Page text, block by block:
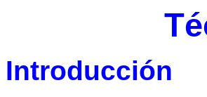
Introducción